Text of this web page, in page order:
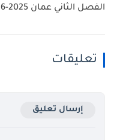
الفصل الثاني عمان 2025-2026
تعليقات
إرسال تعليق